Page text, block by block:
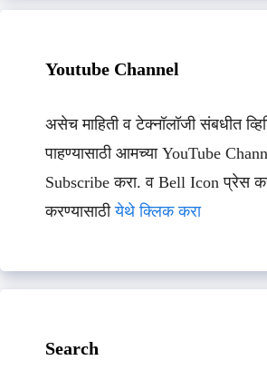
Youtube Channel
असेच माहिती व टेक्नॉलॉजी संबधीत
पाहण्यासाठी आमच्या YouTube
Subscribe करा. व Bell Icon प्रेस
करण्यासाठीयेथे क्लिक करा
Search